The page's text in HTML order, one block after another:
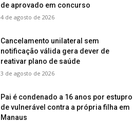
de aprovado em concurso
4 de agosto de 2026
Cancelamento unilateral sem
notificação válida gera dever de
reativar plano de saúde
3 de agosto de 2026
Pai é condenado a 16 anos por estupro
de vulnerável contra a própria filha em
Manaus